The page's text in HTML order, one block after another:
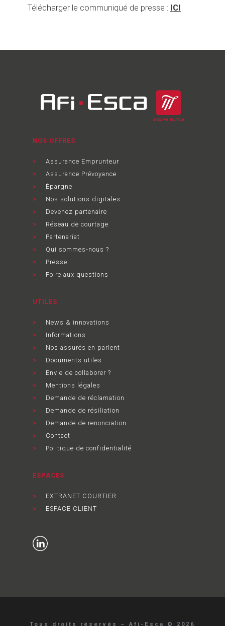
Télécharger le communiqué de presse : ICI
NOS OFFRES
Assurance Emprunteur
Assurance Prévoyance
Épargne
Nos solutions digitales
Devenez partenaire
Réseau de courtage
Partenariat
Qui sommes-nous ?
Presse
Foire aux questions
UTILES
News & innovations
Informations
Nos assurés en parlent
Documents utiles
Envie de collaborer ?
Mentions légales
Demande de réclamation
Demande de résiliation
Demande de renonciation
Contact
Politique de confidentialité
ESPACES
EXTRANET COURTIER
ESPACE CLIENT
Tous droits réservés – Afi-Esca © 2026